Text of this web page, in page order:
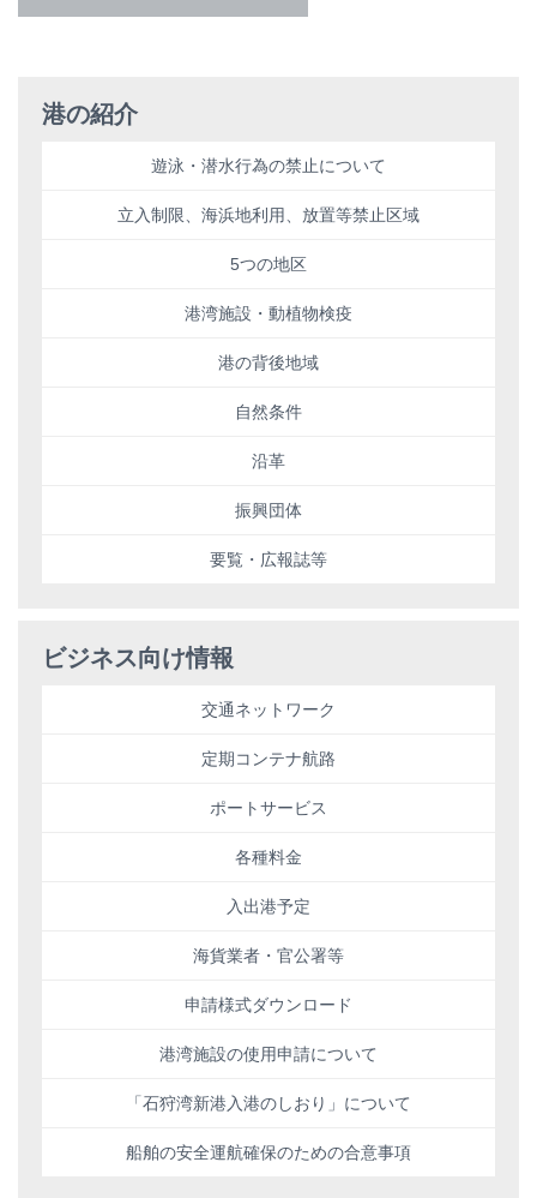
港の紹介
遊泳・潜水行為の禁止について
立入制限、海浜地利用、放置等禁止区域
5つの地区
港湾施設・動植物検疫
港の背後地域
自然条件
沿革
振興団体
要覧・広報誌等
ビジネス向け情報
交通ネットワーク
定期コンテナ航路
ポートサービス
各種料金
入出港予定
海貨業者・官公署等
申請様式ダウンロード
港湾施設の使用申請について
「石狩湾新港入港のしおり」について
船舶の安全運航確保のための合意事項